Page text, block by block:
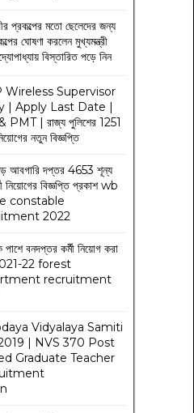
প্রকল্পের মতো ছেলেদের জন্য
ঘোষণা করলেন মুখ্যমন্ত্রী
বিস্তারিত পড়ে নিন
Wireless Supervisor
| Apply Last Date |
PMT | রাজ্য পুলিশের 1251
নতুন বিজ্ঞপ্তি
আবগারি দপ্তর 4653 শূন্য
নিয়োগের বিজ্ঞপ্তি প্রকাশ wb
constable
2022
পাশে বনদপ্তর কর্মী নিয়োগ করা
22 forest
recruitment
Vidyalaya Samiti
| NVS 370 Post
Graduate Teacher